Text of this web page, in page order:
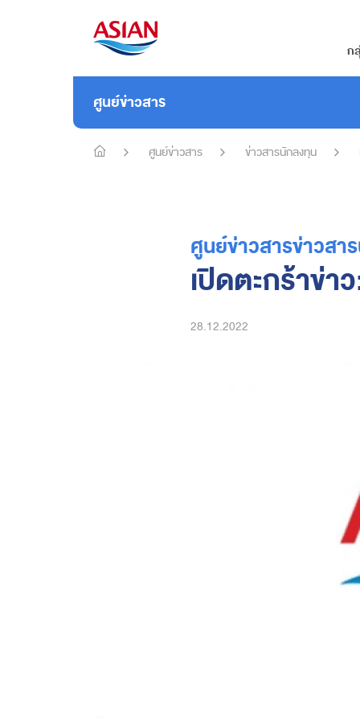
ก
ศูนย์ข่าวสาร
ศูนย์ข่าวสาร ข่าวสารนักลงทุน
ศูนย์ข่าวสารข่าวสา
เปิดตะกร้าข่า
28.12.2022